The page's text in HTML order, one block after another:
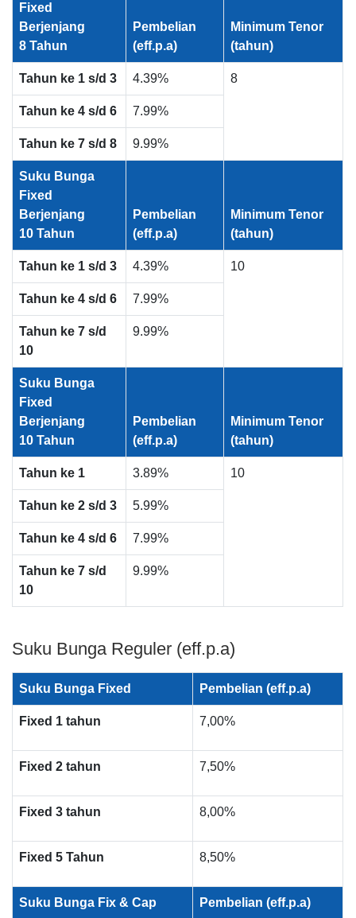
Fixed
Berjenjang
8 Tahun
Pembelian
(eff.p.a)
Minimum Tenor
(tahun)
Tahun ke 1 s/d 3 4.39% 8
Tahun ke 4 s/d 6 7.99%
Tahun ke 7 s/d 8 9.99%
Suku Bunga
Fixed
Berjenjang
10 Tahun
Pembelian
(eff.p.a)
Minimum Tenor
(tahun)
Tahun ke 1 s/d 3 4.39% 10
Tahun ke 4 s/d 6 7.99%
Tahun ke 7 s/d
10
9.99%
Suku Bunga
Fixed
Berjenjang
10 Tahun
Pembelian
(eff.p.a)
Minimum Tenor
(tahun)
Tahun ke 1 3.89% 10
Tahun ke 2 s/d 3 5.99%
Tahun ke 4 s/d 6 7.99%
Tahun ke 7 s/d
10
9.99%
Suku Bunga Reguler (eff.p.a)
Suku Bunga Fixed Pembelian (eff.p.a)
Fixed 1 tahun 7,00%
Fixed 2 tahun 7,50%
Fixed 3 tahun 8,00%
Fixed 5 Tahun 8,50%
Suku Bunga Fix & Cap Pembelian (eff.p.a)